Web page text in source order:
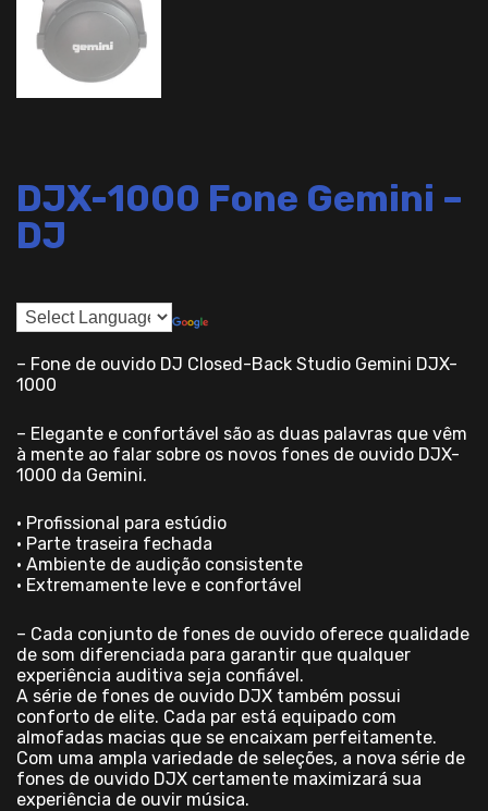
DJX-1000 Fone Gemini –
DJ
– Fone de ouvido DJ Closed-Back Studio Gemini DJX-
1000
– Elegante e confortável são as duas palavras que vêm
à mente ao falar sobre os novos fones de ouvido DJX-
1000 da Gemini.
• Profissional para estúdio
• Parte traseira fechada
• Ambiente de audição consistente
• Extremamente leve e confortável
– Cada conjunto de fones de ouvido oferece qualidade
de som diferenciada para garantir que qualquer
experiência auditiva seja confiável.
A série de fones de ouvido DJX também possui
conforto de elite. Cada par está equipado com
almofadas macias que se encaixam perfeitamente.
Com uma ampla variedade de seleções, a nova série de
fones de ouvido DJX certamente maximizará sua
experiência de ouvir música.